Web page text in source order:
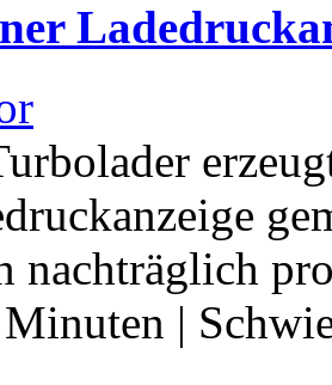
nachträglich
|